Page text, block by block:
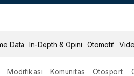
Data In-Depth & Opini Otomotif
Modifikasi Komunitas Otosport